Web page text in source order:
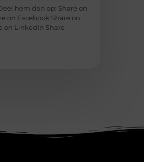
hem dan op: Share on
on Facebook Share on
on LinkedIn Share